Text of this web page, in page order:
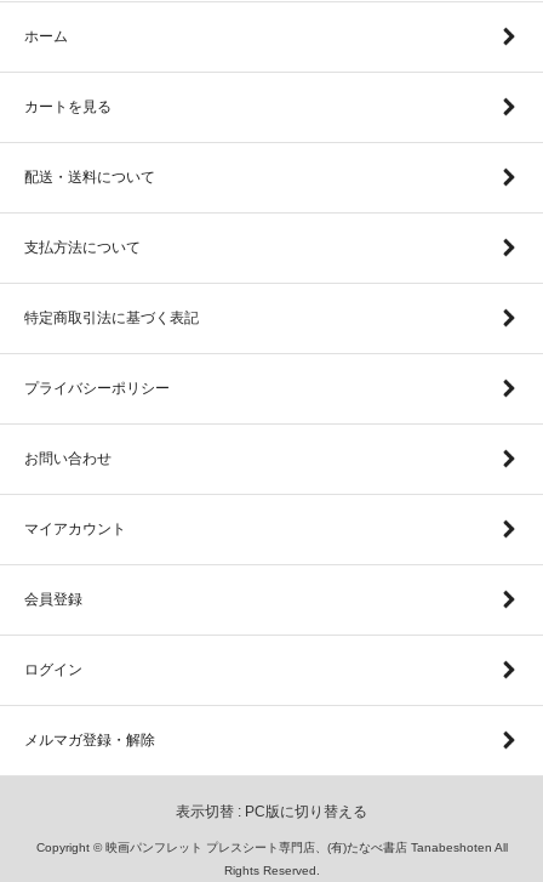
ホーム
カートを見る
配送・送料について
支払方法について
特定商取引法に基づく表記
プライバシーポリシー
お問い合わせ
マイアカウント
会員登録
ログイン
メルマガ登録・解除
表示切替 : PC版に切り替える
Copyright © 映画パンフレット プレスシート専門店、(有)たなべ書店 Tanabeshoten All
Rights Reserved.